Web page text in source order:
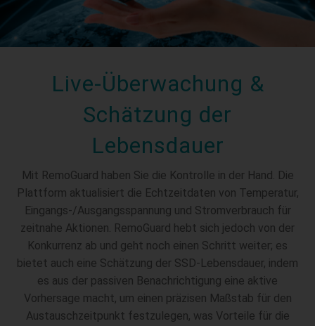
Live-Überwachung &
Schätzung der
Lebensdauer
Mit RemoGuard haben Sie die Kontrolle in der Hand. Die
Plattform aktualisiert die Echtzeitdaten von Temperatur,
Eingangs-/Ausgangsspannung und Stromverbrauch für
zeitnahe Aktionen. RemoGuard hebt sich jedoch von der
Konkurrenz ab und geht noch einen Schritt weiter; es
bietet auch eine Schätzung der SSD-Lebensdauer, indem
es aus der passiven Benachrichtigung eine aktive
Vorhersage macht, um einen präzisen Maßstab für den
Austauschzeitpunkt festzulegen, was Vorteile für die